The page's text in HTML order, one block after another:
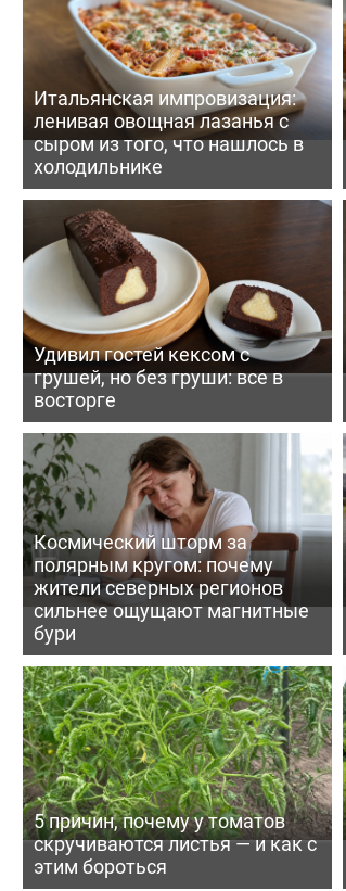
Итальянская импровизация:
ленивая овощная лазанья с
сыром из того, что нашлось в
холодильнике
Удивил гостей кексом с
грушей, но без груши: все в
восторге
Космический шторм за
полярным кругом: почему
жители северных регионов
сильнее ощущают магнитные
бури
5 причин, почему у томатов
скручиваются листья — и как с
этим бороться